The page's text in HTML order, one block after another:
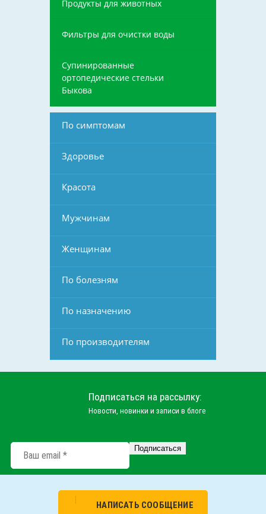
Продукты для животных
Фильтры для очистки воды
Супинированные
ортопедические стельки
Быкова
По симптомам
Здоровье
Красота
Мужчинам
Женщинам
По болезням
По назначению
По производителям
Подписаться на рассылку:
Новости, новинки и записи в блоге
НАПИСАТЬ СООБЩЕНИЕ